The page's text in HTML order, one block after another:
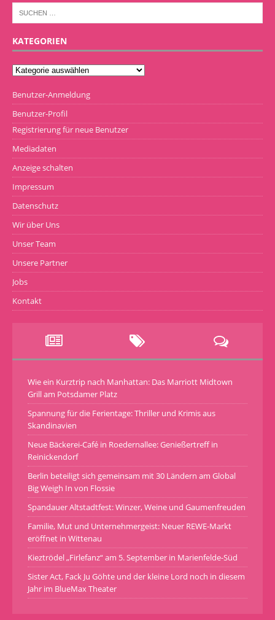
KATEGORIEN
Benutzer-Anmeldung
Benutzer-Profil
Registrierung für neue Benutzer
Mediadaten
Anzeige schalten
Impressum
Datenschutz
Wir über Uns
Unser Team
Unsere Partner
Jobs
Kontakt
Wie ein Kurztrip nach Manhattan: Das Marriott Midtown
Grill am Potsdamer Platz
Spannung für die Ferientage: Thriller und Krimis aus
Skandinavien
Neue Bäckerei-Café in Roedernallee: Genießertreff in
Reinickendorf
Berlin beteiligt sich gemeinsam mit 30 Ländern am Global
Big Weigh In von Flossie
Spandauer Altstadtfest: Winzer, Weine und Gaumenfreuden
Familie, Mut und Unternehmergeist: Neuer REWE-Markt
eröffnet in Wittenau
Kieztrödel „Firlefanz“ am 5. September in Marienfelde-Süd
Sister Act, Fack Ju Göhte und der kleine Lord noch in diesem
Jahr im BlueMax Theater